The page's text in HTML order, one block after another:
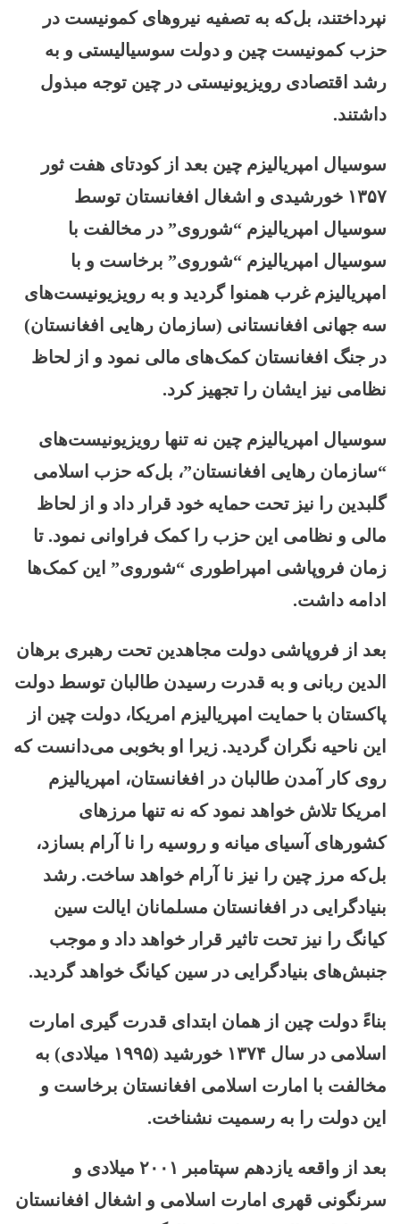
نپرداختند، بل‌که به تصفیه نیروهای کمونیست در
حزب کمونیست چین و دولت سوسیالیستی و به
رشد اقتصادی رویزیونیستی در چین توجه مبذول
داشتند.
سوسیال امپریالیزم چین بعد از کودتای هفت ثور
۱۳۵۷ خورشیدی و اشغال افغانستان توسط
سوسیال امپریالیزم “شوروی” در مخالفت با
سوسیال امپریالیزم “شوروی” برخاست و با
امپریالیزم غرب همنوا گردید و به رویزیونیست‌های
سه جهانی افغانستانی (سازمان رهایی افغانستان)
در جنگ افغانستان کمک‌های مالی نمود و از لحاظ
نظامی نیز ایشان را تجهیز کرد.
سوسیال امپریالیزم چین نه تنها رویزیونیست‌های
“سازمان رهایی افغانستان”، بل‌که حزب اسلامی
گلبدین را نیز تحت حمایه خود قرار داد و از لحاظ
مالی و نظامی این حزب را کمک فراوانی نمود. تا
زمان فروپاشی امپراطوری “شوروی” این کمک‌ها
ادامه داشت.
بعد از فروپاشی دولت مجاهدین تحت رهبری برهان
الدین ربانی و به قدرت رسیدن طالبان توسط دولت
پاکستان با حمایت امپریالیزم امریکا، دولت چین از
این ناحیه نگران گردید. زیرا او بخوبی می‌دانست که
روی کار آمدن طالبان در افغانستان، امپریالیزم
امریکا تلاش خواهد نمود که نه تنها مرزهای
کشورهای آسیای میانه و روسیه را نا آرام بسازد،
بل‌که مرز چین را نیز نا آرام خواهد ساخت. رشد
بنیادگرایی در افغانستان مسلمانان ایالت سین
کیانگ را نیز تحت تاثیر قرار خواهد داد و موجب
جنبش‌های بنیادگرایی در سین کیانگ خواهد گردید.
بناءً دولت چین از همان ابتدای قدرت گیری امارت
اسلامی در سال ۱۳۷۴ خورشید (۱۹۹۵ میلادی) به
مخالفت با امارت اسلامی افغانستان برخاست و
این دولت را به رسمیت نشناخت.
بعد از واقعه یازدهم سپتامبر ۲۰۰۱ میلادی و
سرنگونی قهری امارت اسلامی و اشغال افغانستان